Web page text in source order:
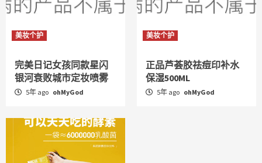
美妆个护
完美日记女孩同款星闪
银河衰败城市定妆喷雾
5年 ago ohMyGod
美妆个护
正品芦荟胶祛痘印补水
保湿500ML
5年 ago ohMyGod